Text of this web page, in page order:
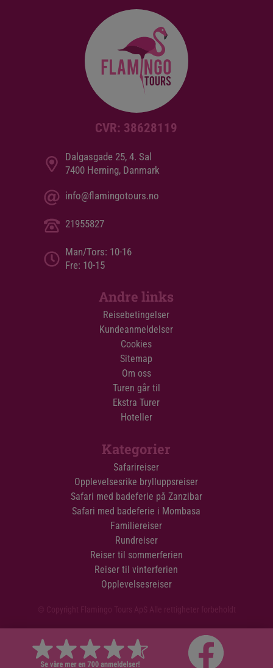
CVR: 38628119
Dalgasgade 25, 4. Sal
7400 Herning, Danmark
info@flamingotours.no
21955827
Man/Tors: 10-16
Fre: 10-15
Andre links
Reisebetingelser
Kundeanmeldelser
Cookies
Sitemap
Om oss
Turen går til
Ekstra Turer
Hoteller
Kategorier
Safarireiser
Opplevelsesrike brylluppsreiser
Safari med badeferie på Zanzibar
Safari med badeferie i Mombasa
Familiereiser
Rundreiser
Reiser til sommerferien
Reiser til vinterferien
Opplevelsesreiser